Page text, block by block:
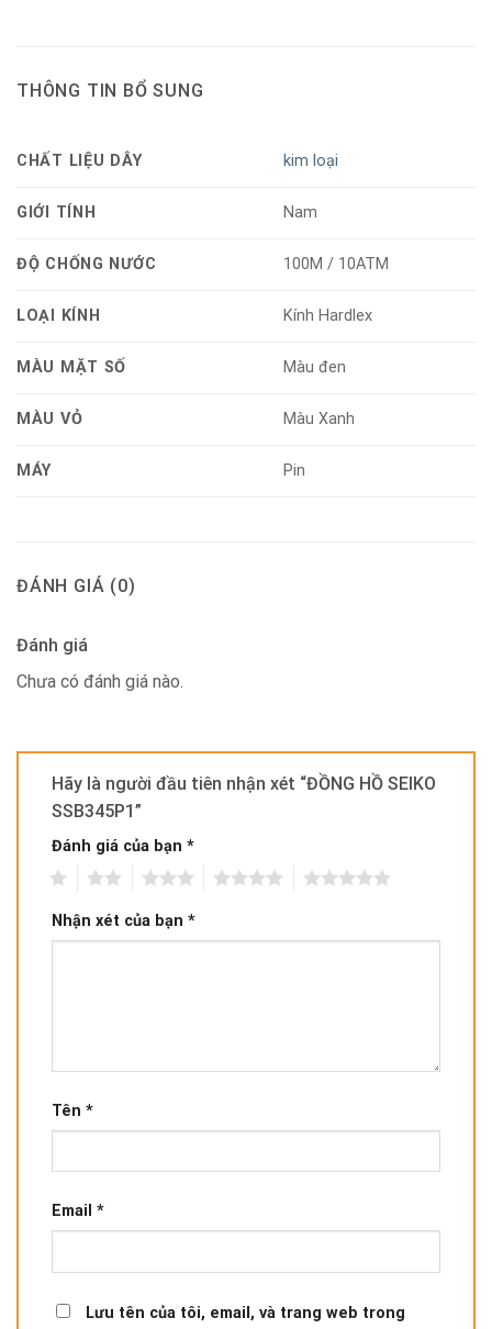
THÔNG TIN BỔ SUNG
CHẤT LIỆU DÂY kim loại
GIỚI TÍNH Nam
ĐỘ CHỐNG NƯỚC 100M / 10ATM
LOẠI KÍNH Kính Hardlex
MÀU MẶT SỐ Màu đen
MÀU VỎ Màu Xanh
MÁY Pin
ĐÁNH GIÁ (0)
Đánh giá
Chưa có đánh giá nào.
Hãy là người đầu tiên nhận xét “ĐỒNG HỒ SEIKO
SSB345P1”
Đánh giá của bạn *
Nhận xét của bạn *
Tên *
Email *
Lưu tên của tôi, email, và trang web trong